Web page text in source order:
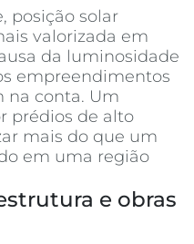
posição solar
valorizada em
da luminosidade
empreendimentos
na conta. Um
prédios de alto
mais do que um
em uma região
e obras